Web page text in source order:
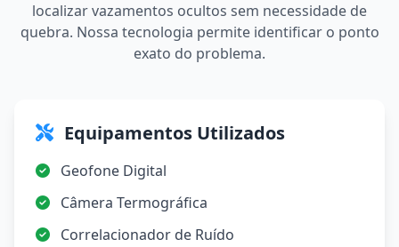
localizar vazamentos ocultos sem necessidade de
quebra. Nossa tecnologia permite identificar o ponto
exato do problema.
Equipamentos Utilizados
Geofone Digital
Câmera Termográfica
Correlacionador de Ruído